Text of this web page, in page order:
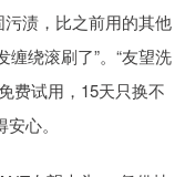
渍，比之前用的其他
缠绕滚刷了”。“友望洗
费试用，15天只换不
心。